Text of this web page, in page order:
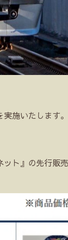
施いたします。
ト』の先行販